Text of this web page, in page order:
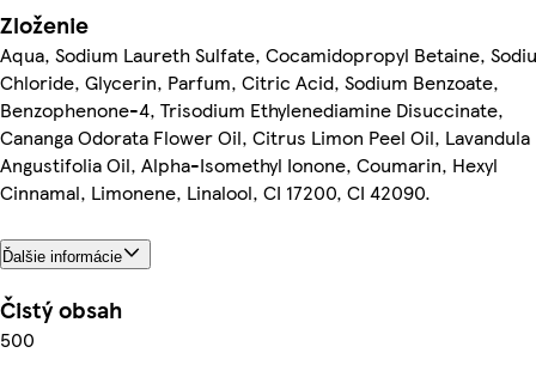
Zloženie
Aqua, Sodium Laureth Sulfate, Cocamidopropyl Betaine,
Chloride, Glycerin, Parfum, Citric Acid, Sodium Benzoate,
Benzophenone-4, Trisodium Ethylenediamine Disuccinate,
Cananga Odorata Flower Oil, Citrus Limon Peel Oil, Lavandula
Angustifolia Oil, Alpha-Isomethyl Ionone, Coumarin, Hexyl
Cinnamal, Limonene, Linalool, CI 17200, CI 42090.
Ďalšie informácie
Čistý obsah
500